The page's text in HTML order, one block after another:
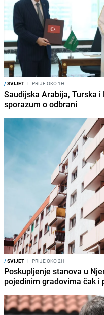
/SVIJET I PRIJE OKO 1H
Saudijska Arabija, Turska
sporazum o odbrani
/SVIJET I PRIJE OKO 2H
Poskupljenje stanova u
pojedinim gradovima čak i